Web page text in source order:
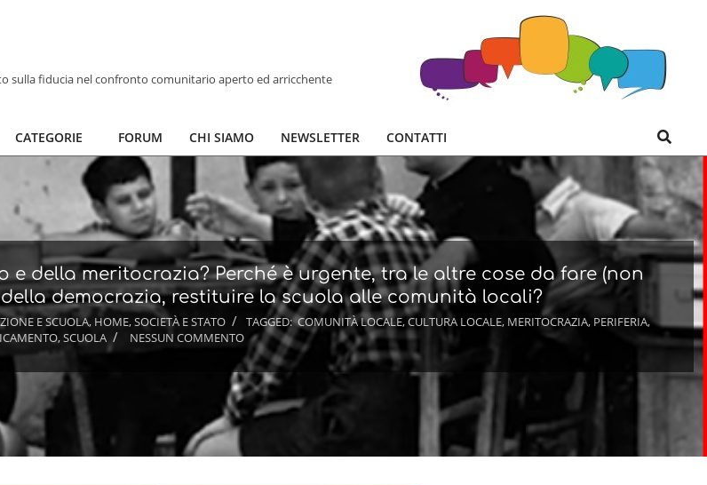
sulla fiducia nel confronto comunitario aperto ed arricchente
CATEGORIE FORUM CHI SIAMO NEWSLETTER CONTATTI Search
della meritocrazia? Perché è urgente, tra le altre cose da fare (non
democrazia, restituire la scuola alle comunità locali?
E SCUOLA, HOME,SOCIETÀ E STATO TAGGED: COMUNITÀ LOCALE,CULTURA LOCALE, MERITOCRAZIA, PERIFERIA,
,SCUOLA NESSUN COMMENTO